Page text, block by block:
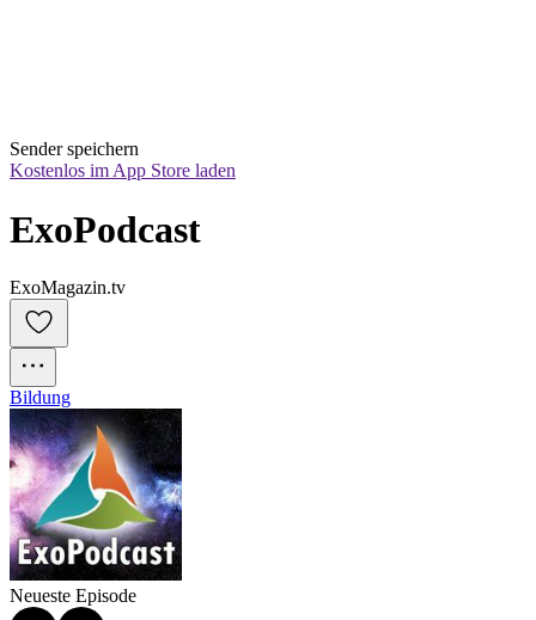
Sender speichern
Kostenlos im App Store laden
ExoPodcast
ExoMagazin.tv
Bildung
Neueste Episode